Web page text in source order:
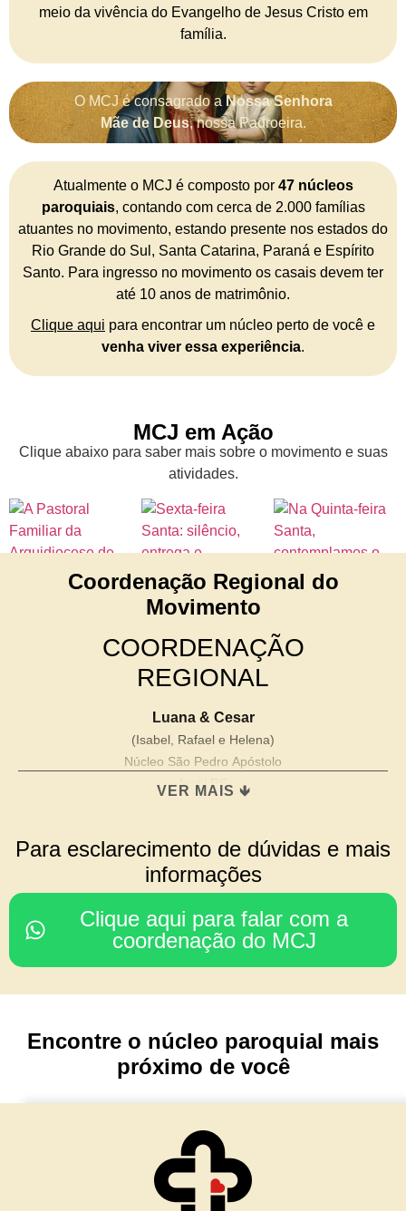
meio da vivência do Evangelho de Jesus Cristo em
família.
O MCJ é consagrado a Nossa Senhora
Mãe de Deus, nossa Padroeira.
Atualmente o MCJ é composto por 47 núcleos
paroquiais, contando com cerca de 2.000 famílias
atuantes no movimento, estando presente nos estados do
Rio Grande do Sul, Santa Catarina, Paraná e Espírito
Santo. Para ingresso no movimento os casais devem ter
até 10 anos de matrimônio.
Clique aqui para encontrar um núcleo perto de você e
venha viver essa experiência.
MCJ em Ação
Clique abaixo para saber mais sobre o movimento e suas
atividades.
Coordenação Regional do
Movimento
COORDENAÇÃO
REGIONAL
Luana & Cesar
(Isabel, Rafael e Helena)
Núcleo São Pedro Apóstolo
Ivoti/ RS
COORDENAÇÃO DO
CONSELHO REGIONAL
Rodrigo & Simone
(Julia, João Paulo e Mariana)
Nossa Senhora da Glória
TESOURARIA
Núcleo Imaculada Conceição
Morro Reuter/RS
VER MAIS 🡻
Para esclarecimento de dúvidas e mais
informações
Clique aqui para falar com a
coordenação do MCJ
Encontre o núcleo paroquial mais
próximo de você